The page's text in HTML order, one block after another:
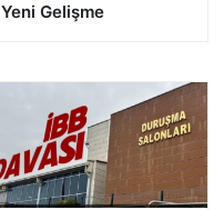
Yeni Gelişme